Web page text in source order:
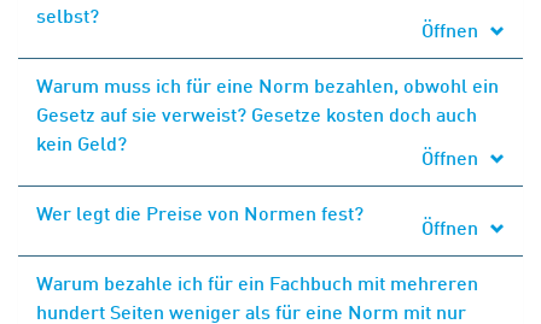
selbst?
Öffnen
Warum muss ich für eine Norm bezahlen, obwohl ein
Gesetz auf sie verweist? Gesetze kosten doch auch
kein Geld?
Öffnen
Wer legt die Preise von Normen fest?
Öffnen
Warum bezahle ich für ein Fachbuch mit mehreren
hundert Seiten weniger als für eine Norm mit nur